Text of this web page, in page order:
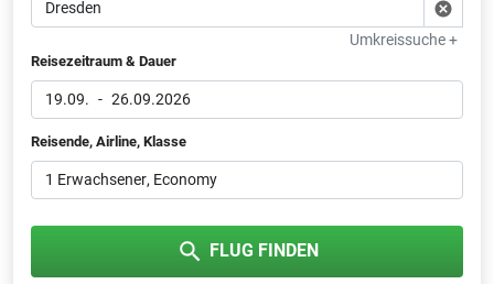
Umkreissuche +
Reisezeitraum & Dauer
19.09. - 26.09.2026
Reisende, Airline, Klasse
1 Erwachsener, Economy
FLUG FINDEN